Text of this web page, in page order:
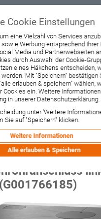
Küchenofen mit
Herdplatte,
Cookie Einstellungen
eine Vielzahl von Services
Werbung entsprechend Ihrer
Media und Partnerwebseiten
durch Auswahl der Cookie-
eines Häkchens entscheiden,
Mit "Speichern" bestätigen
erlauben & speichern" wählen,
Cookies ein. Weitere
in unserer Datenschutzerklärung.
unter 'Weitere
Sie auf "Speichern" klicken.
Weitere Informationen
Alle erlauben & Speichern